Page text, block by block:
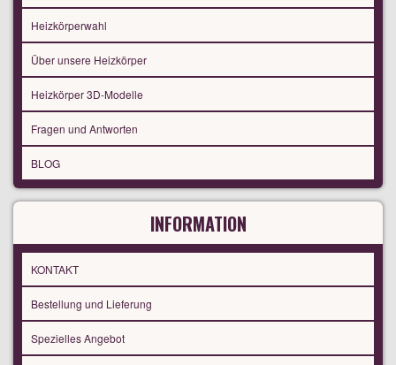
Heizkörperwahl
Über unsere Heizkörper
Heizkörper 3D-Modelle
Fragen und Antworten
BLOG
INFORMATION
KONTAKT
Bestellung und Lieferung
Spezielles Angebot